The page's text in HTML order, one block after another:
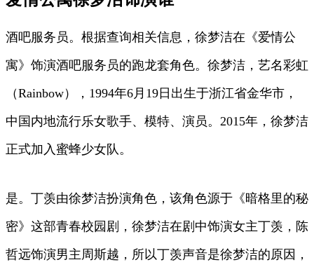
酒吧服务员。根据查询相关信息，徐梦洁在《爱情公
寓》饰演酒吧服务员的跑龙套角色。徐梦洁，艺名彩虹
（Rainbow），1994年6月19日出生于浙江省金华市，
中国内地流行乐女歌手、模特、演员。2015年，徐梦洁
正式加入蜜蜂少女队。
是。丁羡由徐梦洁扮演角色，该角色源于《暗格里的秘
密》这部青春校园剧，徐梦洁在剧中饰演女主丁羡，陈
哲远饰演男主周斯越，所以丁羡声音是徐梦洁的原因，